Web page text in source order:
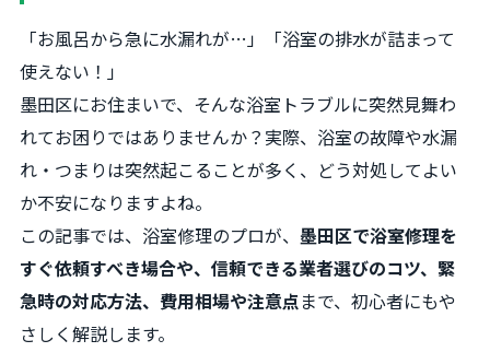
「お風呂から急に水漏れが…」「浴室の排水が詰まって
使えない！」
墨田区にお住まいで、そんな浴室トラブルに突然見舞わ
れてお困りではありませんか？実際、浴室の故障や水漏
れ・つまりは突然起こることが多く、どう対処してよい
か不安になりますよね。
この記事では、浴室修理のプロが、 墨田区で浴室修理を
すぐ依頼すべき場合や、信頼できる業者選びのコツ、緊
急時の対応方法、費用相場や注意点まで、初心者にもや
さしく解説します。